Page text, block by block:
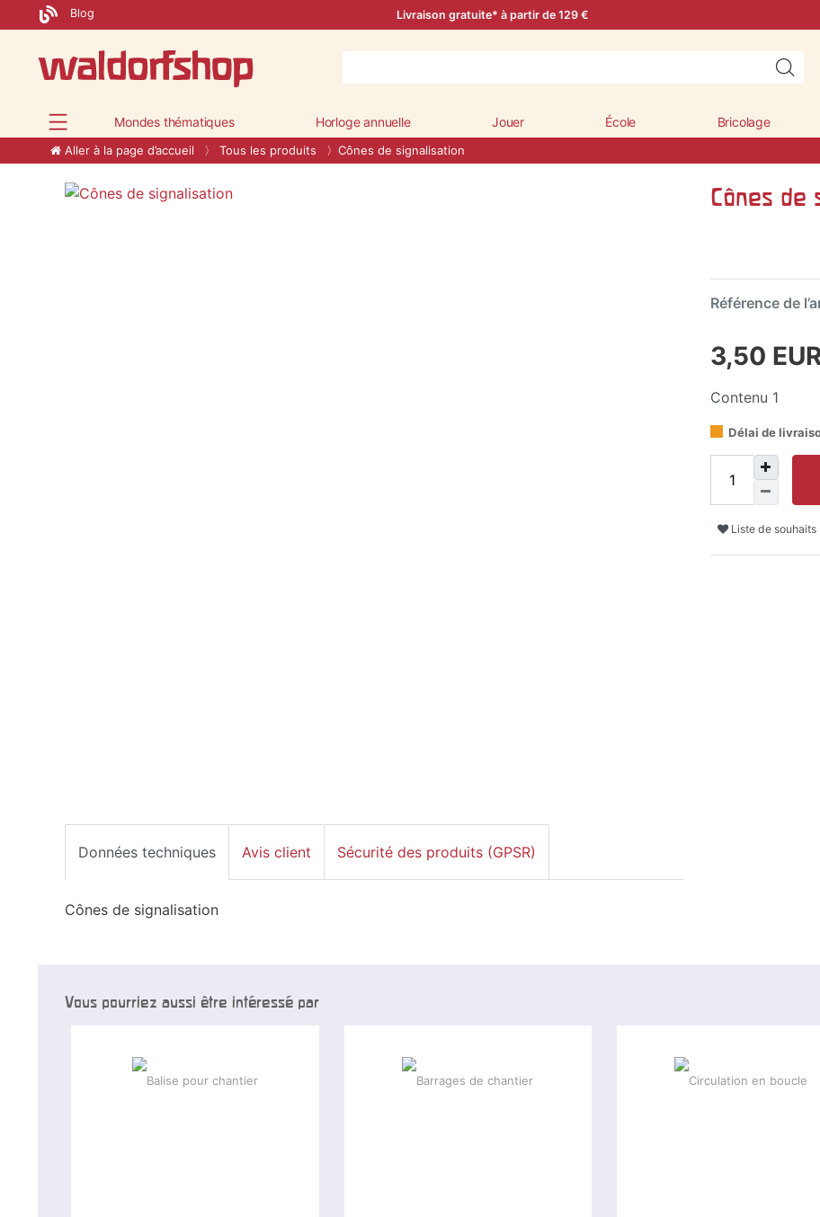
Blog Livraison gratuite* à partir de 129 €
Mondes thématiques Horloge annuelle Jouer École Bricolage
Aller à la page d’accueil Tous les produits Cônes de signalisation
Cônes de
Référence de
3,50 EUR
Contenu 1
Délai de
Liste de souhaits
Données techniques Avis client Sécurité des produits (GPSR)
Cônes de signalisation
Vous pourriez aussi être intéressé par